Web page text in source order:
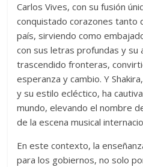
Carlos Vives, con su fusión
conquistado corazones tanto
país, sirviendo como
con sus letras profundas y su
trascendido fronteras,
esperanza y cambio. Y
y su estilo ecléctico, ha
mundo, elevando el nombre
de la escena musical
En este contexto, la
para los gobiernos, no solo